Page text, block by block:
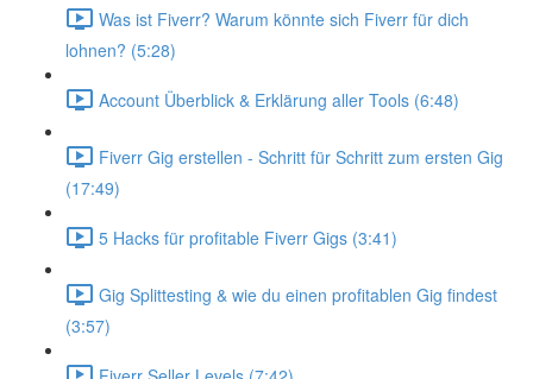
Was ist Fiverr? Warum könnte sich Fiverr für dich
lohnen? (5:28)
Account Überblick & Erklärung aller Tools (6:48)
Fiverr Gig erstellen - Schritt für Schritt zum ersten Gig
(17:49)
5 Hacks für profitable Fiverr Gigs (3:41)
Gig Splittesting & wie du einen profitablen Gig findest
(3:57)